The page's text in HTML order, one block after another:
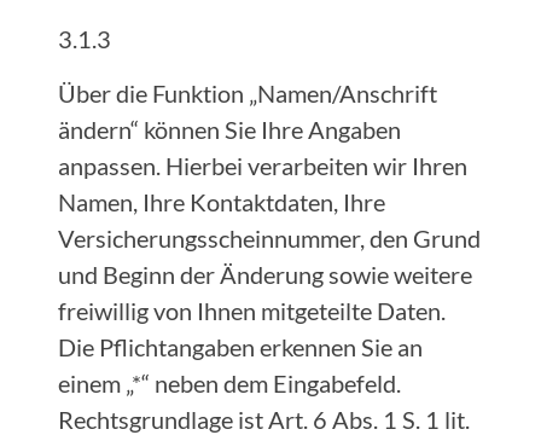
3.1.3
Über die Funktion „Namen/Anschrift
ändern“ können Sie Ihre Angaben
anpassen. Hierbei verarbeiten wir Ihren
Namen, Ihre Kontaktdaten, Ihre
Versicherungsscheinnummer, den Grund
und Beginn der Änderung sowie weitere
freiwillig von Ihnen mitgeteilte Daten.
Die Pflichtangaben erkennen Sie an
einem „*“ neben dem Eingabefeld.
Rechtsgrundlage ist Art. 6 Abs. 1 S. 1 lit.